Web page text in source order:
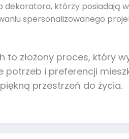
którzy posiadają
spersonalizowanego
złożony proces, który
potrzeb i preferencji
przestrzeń do życia.